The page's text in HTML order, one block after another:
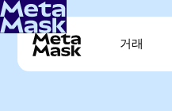
거래